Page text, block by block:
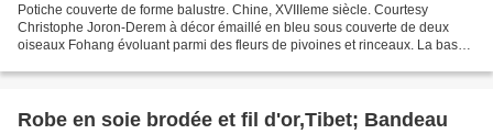
Potiche couverte de forme balustre. Chine, XVIIIeme siècle. Courtesy
Christophe Joron-Derem à décor émaillé en bleu sous couverte de deux
oiseaux Fohang évoluant parmi des fleurs de pivoines et rinceaux. La base
Robe en soie brodée et fil d'or,Tibet; Bandeau